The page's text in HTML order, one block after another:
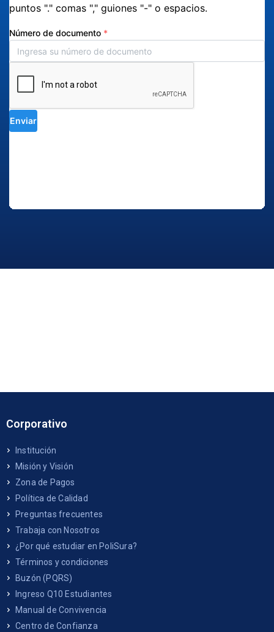
Corporativo
Institución
Misión y Visión
Zona de Pagos
Política de Calidad
Preguntas frecuentes
Trabaja con Nosotros
¿Por qué estudiar en PoliSura?
Términos y condiciones
Buzón (PQRS)
Ingreso Q10 Estudiantes
Manual de Convivencia
Centro de Confianza